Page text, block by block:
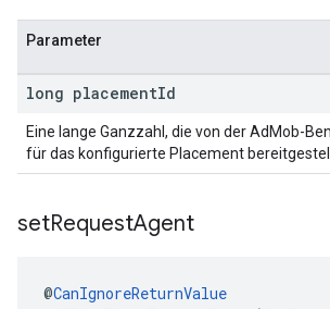
Parameter
long placementId
Eine lange Ganzzahl, die von der AdMob-
für das konfigurierte Placement
setRequestAgent
@CanIgnoreReturnValue